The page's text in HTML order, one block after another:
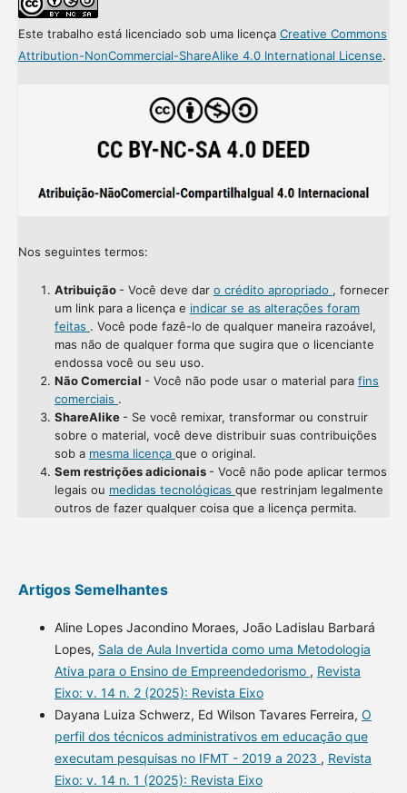
Este trabalho está licenciado sob uma licença Creative Commons
Attribution-NonCommercial-ShareAlike 4.0 International License.
Nos seguintes termos:
Atribuição - Você deve dar o crédito apropriado , fornecer
um link para a licença e indicar se as alterações foram
feitas . Você pode fazê-lo de qualquer maneira razoável,
mas não de qualquer forma que sugira que o licenciante
endossa você ou seu uso.
Não Comercial - Você não pode usar o material para fins
comerciais .
ShareAlike - Se você remixar, transformar ou construir
sobre o material, você deve distribuir suas contribuições
sob a mesma licença que o original.
Sem restrições adicionais - Você não pode aplicar termos
legais ou medidas tecnológicas que restrinjam legalmente
outros de fazer qualquer coisa que a licença permita.
Artigos Semelhantes
Aline Lopes Jacondino Moraes, João Ladislau Barbará
Lopes, Sala de Aula Invertida como uma Metodologia
Ativa para o Ensino de Empreendedorismo , Revista
Eixo: v. 14 n. 2 (2025): Revista Eixo
Dayana Luiza Schwerz, Ed Wilson Tavares Ferreira, O
perfil dos técnicos administrativos em educação que
executam pesquisas no IFMT - 2019 a 2023 , Revista
Eixo: v. 14 n. 1 (2025): Revista Eixo